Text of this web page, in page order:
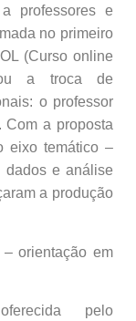
professores e
no primeiro
(Curso online
a troca de
o professor
a proposta
eixo temático –
dados e análise
a produção
orientação em
pelo